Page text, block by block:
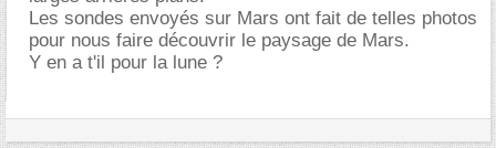
Les sondes envoyés sur Mars ont fait de telles photos
pour nous faire découvrir le paysage de Mars.
Y en a t'il pour la lune ?